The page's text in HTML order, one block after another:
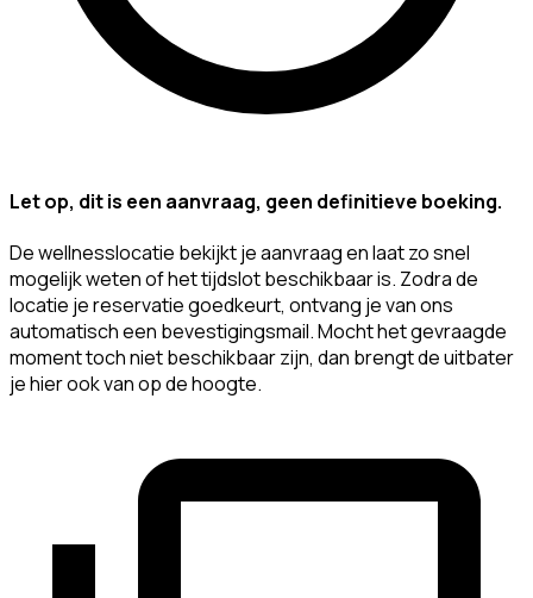
Let op, dit is een aanvraag, geen definitieve boeking.
De wellnesslocatie bekijkt je aanvraag en laat zo snel
mogelijk weten of het tijdslot beschikbaar is. Zodra de
locatie je reservatie goedkeurt, ontvang je van ons
automatisch een bevestigingsmail. Mocht het gevraagde
moment toch niet beschikbaar zijn, dan brengt de uitbater
je hier ook van op de hoogte.